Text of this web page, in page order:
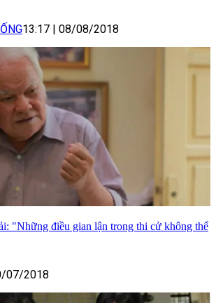
13:17 | 08/08/2018
"Những điều gian lận trong thi cử không thể
07/2018